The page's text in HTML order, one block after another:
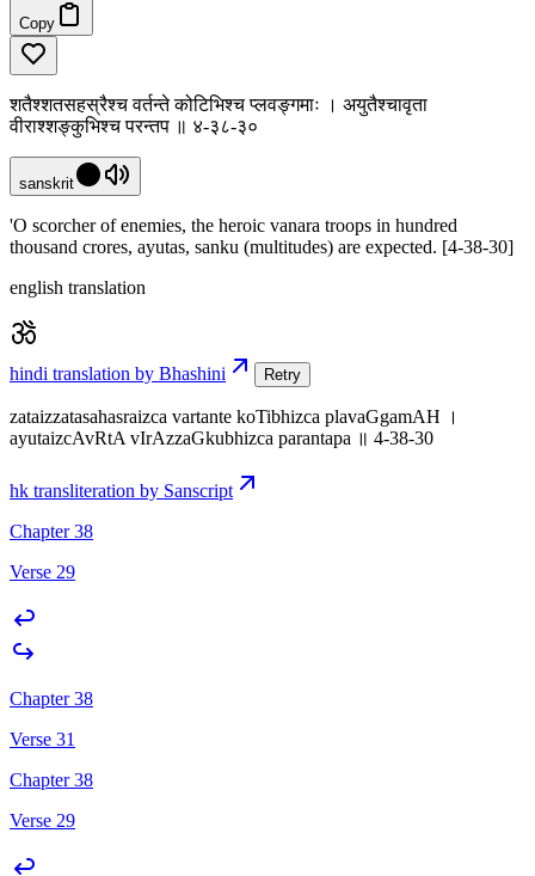
Copy
शतैश्शतसहस्रैश्च वर्तन्ते कोटिभिश्च प्लवङ्गमाः । अयुतैश्चावृता
वीराश्शङ्कुभिश्च परन्तप ॥ ४-३८-३०
sanskrit
'O scorcher of enemies, the heroic vanara troops in hundred
thousand crores, ayutas, sanku (multitudes) are expected. [4-38-30]
english translation
hindi translation by Bhashini Retry
zataizzatasahasraizca vartante koTibhizca plavaGgamAH ।
ayutaizcAvRtA vIrAzzaGkubhizca parantapa ॥ 4-38-30
hk transliteration by Sanscript
Chapter 38
Verse 29
Chapter 38
Verse 31
Chapter 38
Verse 29